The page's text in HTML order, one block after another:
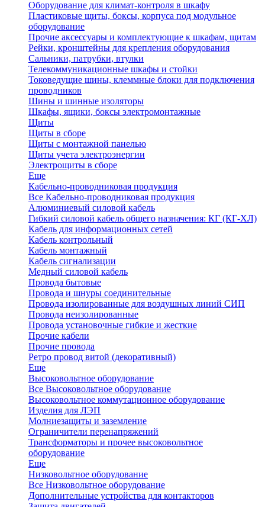
Оборудование для климат-контроля в шкафу
Пластиковые щиты, боксы, корпуса под модульное
оборудование
Прочие аксессуары и комплектующие к шкафам, щитам
Рейки, кронштейны для крепления оборудования
Сальники, патрубки, втулки
Телекоммуникационные шкафы и стойки
Токоведущие шины, клеммные блоки для подключения
проводников
Шины и шинные изоляторы
Шкафы, ящики, боксы электромонтажные
Щиты
Щиты в сборе
Щиты с монтажной панелью
Щиты учета электроэнергии
Электрощиты в сборе
Еще
Кабельно-проводниковая продукция
Все Кабельно-проводниковая продукция
Алюминиевый силовой кабель
Гибкий силовой кабель общего назначения: КГ (КГ-ХЛ)
Кабель для информационных сетей
Кабель контрольный
Кабель монтажный
Кабель сигнализации
Медный силовой кабель
Провода бытовые
Провода и шнуры соединительные
Провода изолированные для воздушных линий СИП
Провода неизолированные
Провода установочные гибкие и жесткие
Прочие кабели
Прочие провода
Ретро провод витой (декоративный)
Еще
Высоковольтное оборудование
Все Высоковольтное оборудование
Высоковольтное коммутационное оборудование
Изделия для ЛЭП
Молниезащиты и заземление
Ограничители перенапряжений
Трансформаторы и прочее высоковольтное
оборудование
Еще
Низковольтное оборудование
Все Низковольтное оборудование
Дополнительные устройства для контакторов